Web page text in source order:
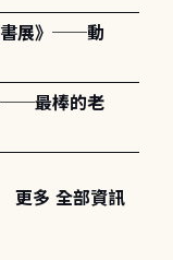
書展》──動
──最棒的老
更多 全部資訊